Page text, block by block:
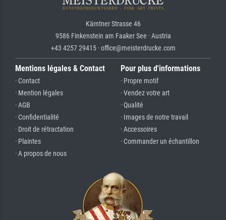
Kärntner Strasse 46
9586 Finkenstein am Faaker See · Austria
+43 4257 29415 · office@meisterdrucke.com
Mentions légales & Contact
· Contact
· Mention légales
· AGB
· Confidentialité
· Droit de rétractation
· Plaintes
· A propos de nous
Pour plus d'informations
· Propre motif
· Vendez votre art
· Qualité
· Images de notre travail
· Accessoires
· Commander un échantillon